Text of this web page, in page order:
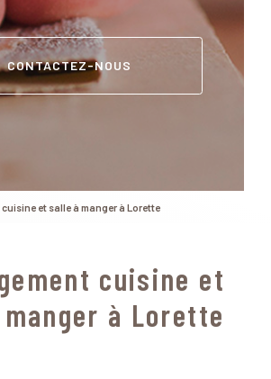
CONTACTEZ-NOUS
et salle à manger à Lorette
cuisine et
à Lorette